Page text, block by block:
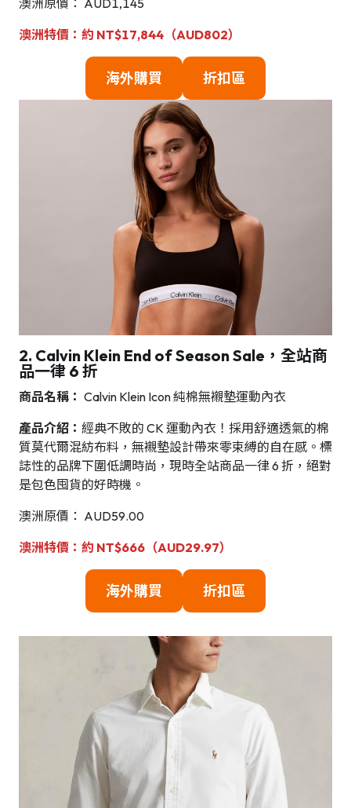
澳洲特價：約 NT$17,844（AUD802）
海外購買 折扣區
2. Calvin Klein End of Season Sale，全站商
品一律 6 折
商品名稱： Calvin Klein Icon 純棉無襯墊運動內衣
產品介紹： 經典不敗的 CK 運動內衣！採用舒適透氣的棉
質莫代爾混紡布料，無襯墊設計帶來零束縛的自在感。標
誌性的品牌下圍低調時尚，現時全站商品一律 6 折，絕對
是包色囤貨的好時機。
澳洲原價： AUD59.00
澳洲特價：約 NT$666（AUD29.97）
海外購買 折扣區